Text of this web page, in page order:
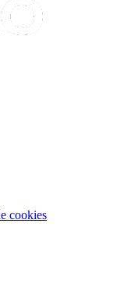
cookies